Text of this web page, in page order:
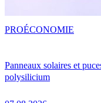
Panneaux solaires et
polysilicium
PROÉCONOMIE